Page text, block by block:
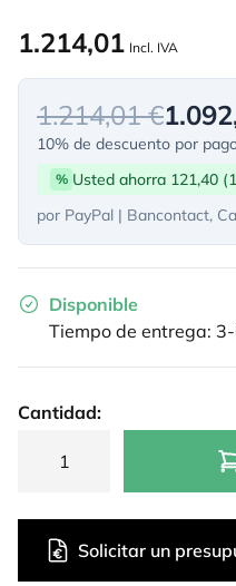
1.214,01 Incl. IVA
1.214,01 €
10% de descuento por
% Usted ahorra 121,40
por PayPal | Bancontact,
Disponible
Tiempo de entrega:
Cantidad:
Solicitar un